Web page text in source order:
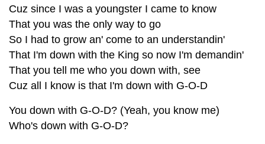
Cuz since I was a youngster I came to know
That you was the only way to go
So I had to grow an' come to an understandin'
That I'm down with the King so now I'm demandin'
That you tell me who you down with, see
Cuz all I know is that I'm down with G-O-D
You down with G-O-D? (Yeah, you know me)
Who's down with G-O-D?